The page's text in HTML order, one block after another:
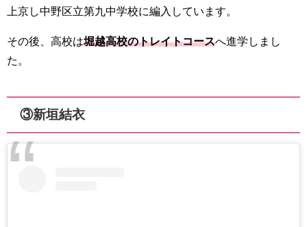
上京し中野区立第九中学校に編入しています。
その後、高校は堀越高校のトレイトコースへ進学しまし
た。
③新垣結衣